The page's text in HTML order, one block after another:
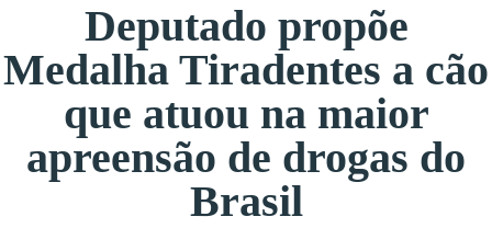
Deputado propõe
Medalha Tiradentes a cão
que atuou na maior
apreensão de drogas do
Brasil